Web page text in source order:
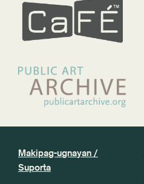
Makipag-ugnayan /
Suporta